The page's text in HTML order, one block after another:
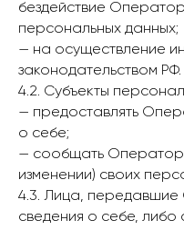
бездействие
персональных данных;
— на осуществление
законодательством РФ.
4.2. Субъекты
— предоставлять
о себе;
— сообщать
изменении) своих
4.3. Лица,
сведения о себе, либо